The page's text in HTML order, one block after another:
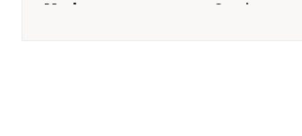
Marke
Steuber